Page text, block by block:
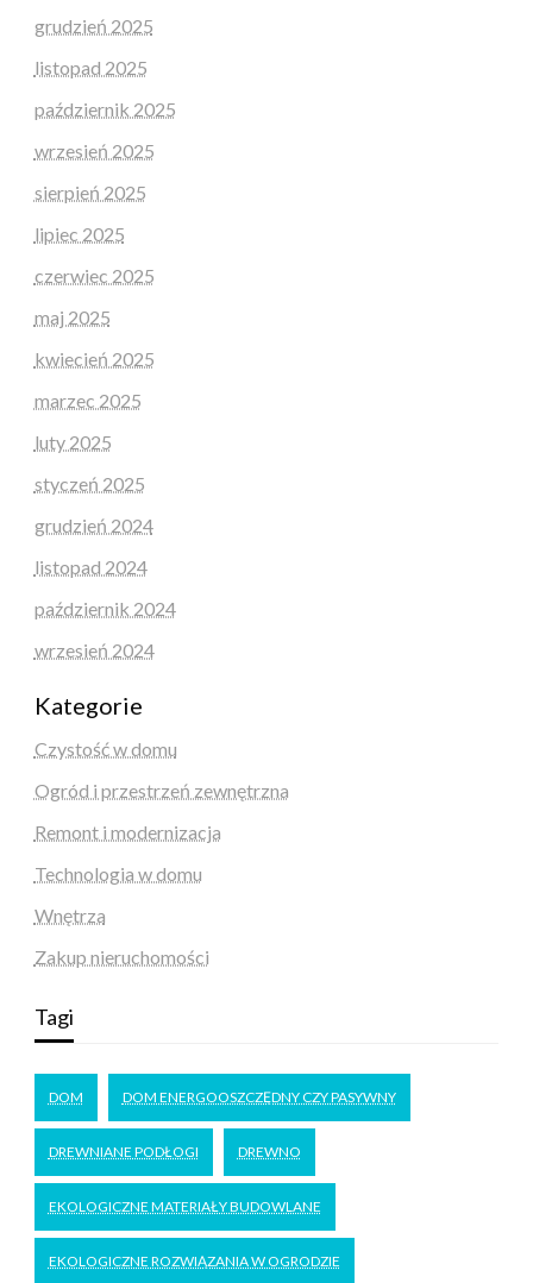
grudzień 2025
listopad 2025
październik 2025
wrzesień 2025
sierpień 2025
lipiec 2025
czerwiec 2025
maj 2025
kwiecień 2025
marzec 2025
luty 2025
styczeń 2025
grudzień 2024
listopad 2024
październik 2024
wrzesień 2024
Kategorie
Czystość w domu
Ogród i przestrzeń zewnętrzna
Remont i modernizacja
Technologia w domu
Wnętrza
Zakup nieruchomości
Tagi
DOM DOM ENERGOOSZCZĘDNY CZY PASYWNY
DREWNIANE PODŁOGI DREWNO
EKOLOGICZNE MATERIAŁY BUDOWLANE
EKOLOGICZNE ROZWIĄZANIA W OGRODZIE